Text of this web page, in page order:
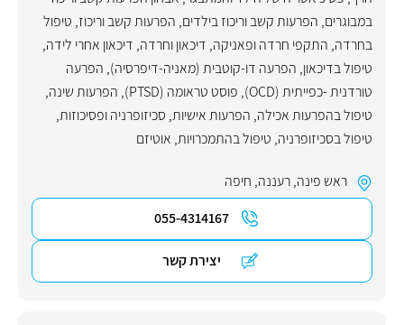
במבוגרים, הפרעות קשב וריכוז בילדים, הפרעות קשב וריכוז, טיפול
בחרדה, התקפי חרדה ופאניקה, דיכאון וחרדה, דיכאון אחרי לידה,
טיפול בדיכאון, הפרעה דו-קוטבית (מאניה-דיפרסיה), הפרעה
טורדנית -כפייתית (OCD)
, פוסט טראומה (PTSD) , הפרעות שינה,
טיפול בהפרעות אכילה, הפרעות אישיות, סכיזופרניה ופסיכוזות,
טיפול בסכיזופרניה, טיפול בהתמכרויות, אוטיזם
ראש פינה,רעננה, חיפה
055-4314167
יצירת קשר